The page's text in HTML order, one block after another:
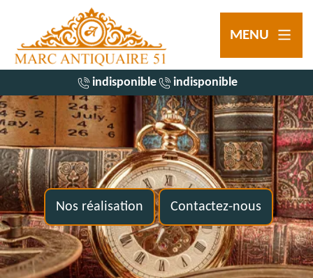
MENU
indisponible indisponible
Nos réalisation Contactez-nous